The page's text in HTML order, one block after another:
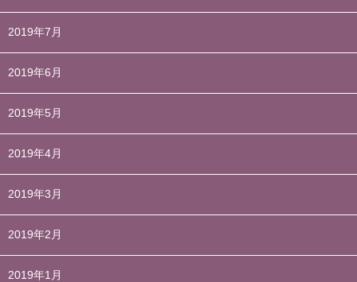
2019年7月
2019年6月
2019年5月
2019年4月
2019年3月
2019年2月
2019年1月